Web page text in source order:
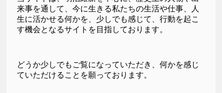
来事を通して、今に生きる私たちの生活や仕事、人
生に活かせる何かを、少しでも感じて、行動を起こ
す機会となるサイトを目指しております。
どうか少しでもご覧になっていただき、何かを感じ
ていただけることを願っております。